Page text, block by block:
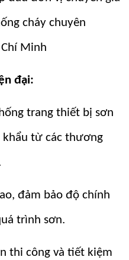
cháy chuyên
Minh
đại:
trang thiết bị sơn
từ các thương
đảm bảo độ chính
trình sơn.
thi công và tiết kiệm